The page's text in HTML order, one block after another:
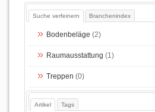
Suche verfeinern Branchenindex
Bodenbeläge (2)
Raumausstattung (1)
Treppen (0)
Artikel Tags